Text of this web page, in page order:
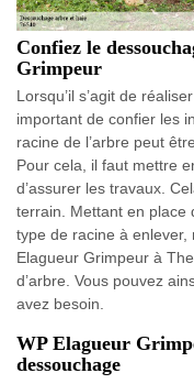
Confiez le
Grimpeur
Lorsqu’il s’agit de
important de confier les
racine de l’arbre peut
Pour cela, il faut mettre
d’assurer les travaux.
terrain. Mettant en place
type de racine à
Elagueur Grimpeur à
d’arbre. Vous pouvez
avez besoin.
WP Elagueur
dessouchage